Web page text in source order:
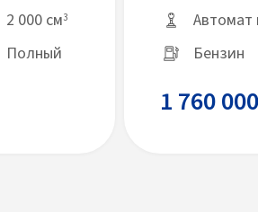
2 000 см3
Полный
Автомат
Бензин
1 760